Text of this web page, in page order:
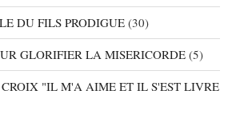
DU FILS PRODIGUE (30)
GLORIFIER LA MISERICORDE (5)
"IL M'A AIME ET IL S'EST LIVRE